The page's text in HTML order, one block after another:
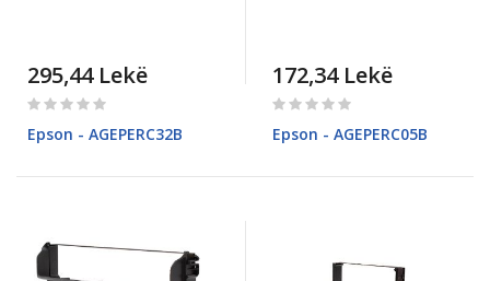
295,44 Lekë
Rating:
Epson - AGEPERC32B
172,34 Lekë
Rating:
Epson - AGEPERC05B